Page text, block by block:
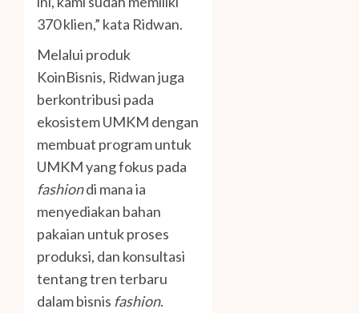
370 klien,” kata Ridwan.
Melalui produk
KoinBisnis, Ridwan juga
berkontribusi pada
ekosistem UMKM dengan
membuat program untuk
UMKM yang fokus pada
fashiondi mana ia
menyediakan bahan
pakaian untuk proses
produksi, dan konsultasi
tentang tren terbaru
dalam bisnis fashion.